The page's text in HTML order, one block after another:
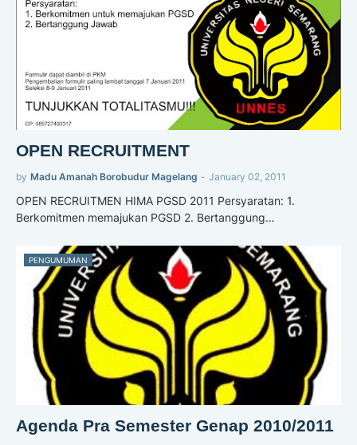
OPEN RECRUITMENT
by Madu Amanah Borobudur Magelang - January 02, 2011
OPEN RECRUITMEN HIMA PGSD 2011 Persyaratan: 1.
Berkomitmen memajukan PGSD 2. Bertanggung…
PENGUMUMAN
Agenda Pra Semester Genap 2010/2011